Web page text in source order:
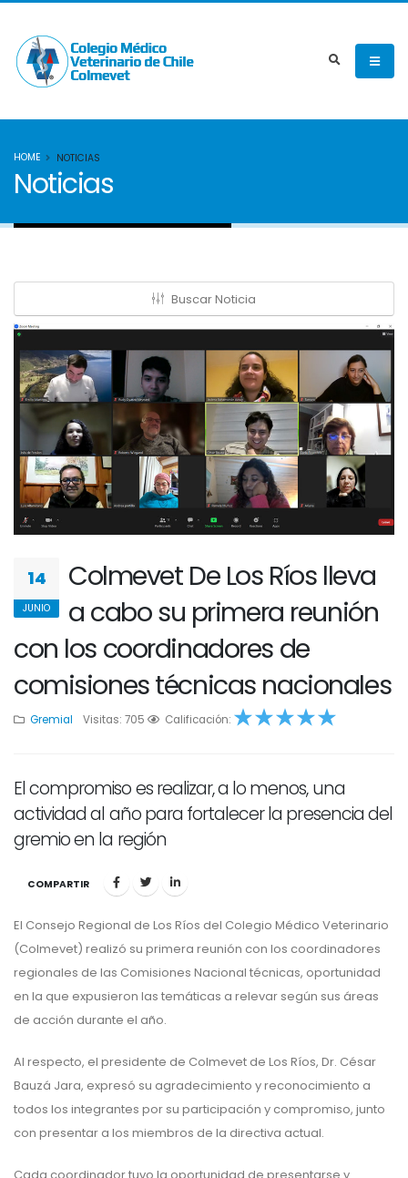
HOME NOTICIAS
Noticias
Buscar Noticia
14
JUNIO
Colmevet De Los Ríos lleva
a cabo su primera reunión
con los coordinadores de
comisiones técnicas nacionales
Gremial Visitas: 705 Calificación:
1 2 3 4 5
El compromiso es realizar, a lo menos, una
actividad al año para fortalecer la presencia del
gremio en la región
COMPARTIR
El Consejo Regional de Los Ríos del Colegio Médico Veterinario
(Colmevet) realizó su primera reunión con los coordinadores
regionales de las Comisiones Nacional técnicas, oportunidad
en la que expusieron las temáticas a relevar según sus áreas
de acción durante el año.
Al respecto, el presidente de Colmevet de Los Ríos, Dr. César
Bauzá Jara, expresó su agradecimiento y reconocimiento a
todos los integrantes por su participación y compromiso, junto
con presentar a los miembros de la directiva actual.